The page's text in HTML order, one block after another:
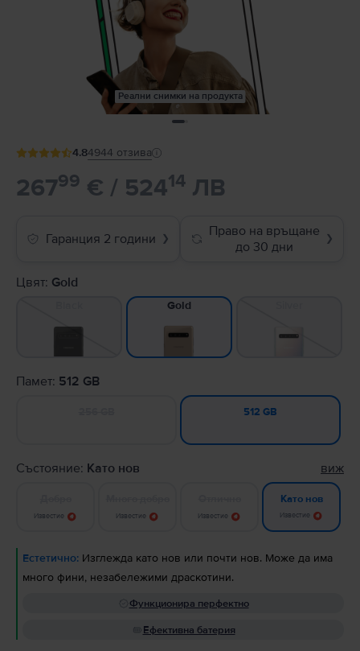
Реални снимки на продукта
4.84944 отзива
26799 € / 52414 ЛВ
Гаранция 2 години ❯
Право на връщане
до 30 дни
❯
Цвят: Gold
Gold
Памет: 512 GB
512 GB
Състояние: Като нов виж
Известие Известие Известие
Като нов
Известие
Естетично: Изглежда като нов или почти нов. Може да има
много фини, незабележими драскотини.
Функционира перфектно
Ефективна батерия